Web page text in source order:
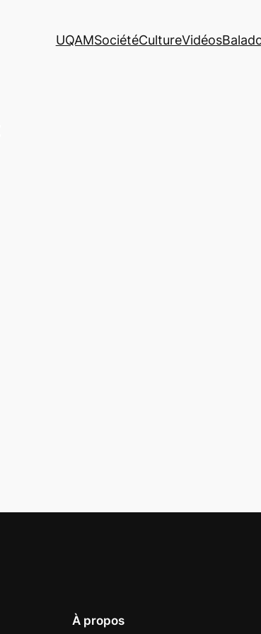
UQAMSociétéCultureVidéos
À propos